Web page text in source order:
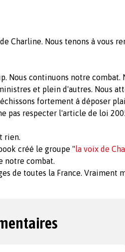
Charline. Nous tenons à vous
Nous continuons notre combat.
et plein d'autres. Nous
fortement à déposer
pas respecter l'article de loi
rien.
créé le groupe "la voix de
notre combat.
de toutes la France. Vraiment